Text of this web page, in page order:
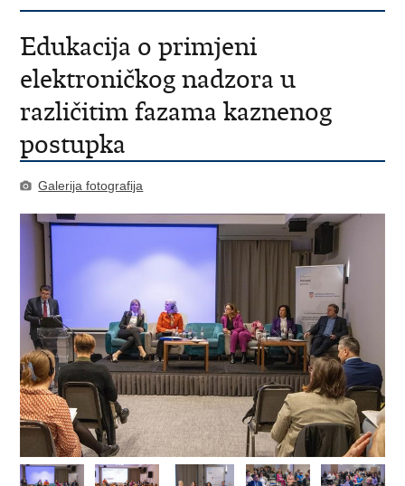
Edukacija o primjeni
elektroničkog nadzora u
različitim fazama kaznenog
postupka
Galerija fotografija